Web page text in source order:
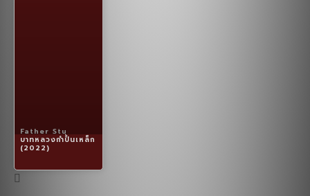
Father Stu
บาทหลวงกำปั้นเหล็ก
(2022)